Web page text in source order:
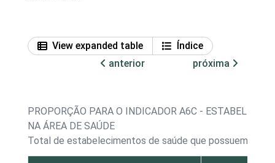
View expanded table
Índice
anterior
próxima
PROPORÇÃO PARA O INDICADOR A6C -
NA ÁREA DE SAÚDE
Total de estabelecimentos de saúde que possuem